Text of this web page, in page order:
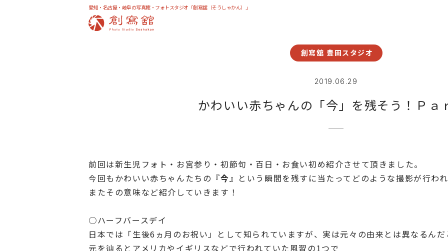
愛知・名古屋・岐阜の写真館・フォトスタジオ「創寫舘（そうしゃかん）」
創寫舘 豊田スタジオ
2019.06.29
かわいい赤ちゃんの「今」を残そう！Ｐａ
前回は新生児フォト・お宮参り・初節句・百日・お食い初め紹介させて頂きました。
今回もかわいい赤ちゃんたちの『今』という瞬間を残すに当たってどのような撮影が行わ
またその意味など紹介していきます！
○ハーフバースデイ
日本では「生後6ヵ月のお祝い」として知られていますが、実は元々の由来とは異なるん
元を辿るとアメリカやイギリスなどで行われていた風習の1つで